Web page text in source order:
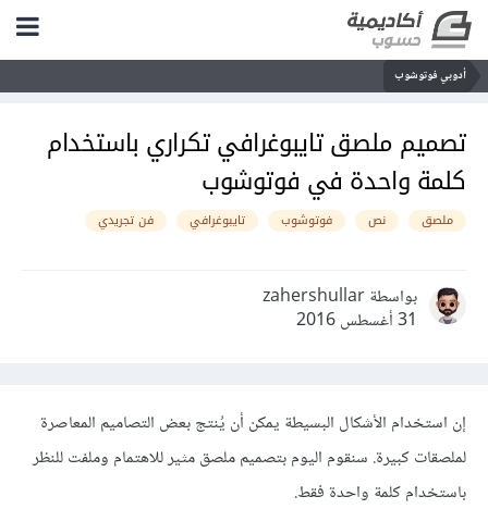
أدوبي فوتوشوب
تصميم ملصق تايبوغرافي تكراري باستخدام
كلمة واحدة في فوتوشوب
ملصق نص فوتوشوب تايبوغرافي فن تجريدي
بواسطة zahershullar
31 أغسطس 2016
إن استخدام الأشكال البسيطة يمكن أن يُنتج بعض التصاميم المعاصرة
لملصقات كبيرة. سنقوم اليوم بتصميم ملصق مثير للاهتمام وملفت للنظر
باستخدام كلمة واحدة فقط.